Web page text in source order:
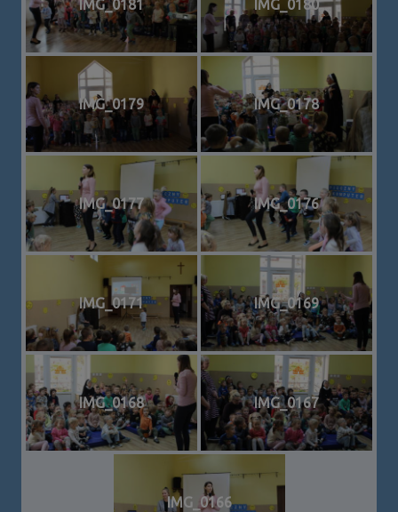
IMG_0181 IMG_0180
IMG_0179 IMG_0178
IMG_0177 IMG_0176
IMG_0171 IMG_0169
IMG_0168 IMG_0167
IMG_0166